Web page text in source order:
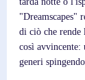
"Dreamscapes"
di ciò che rende
così avvincente:
generi